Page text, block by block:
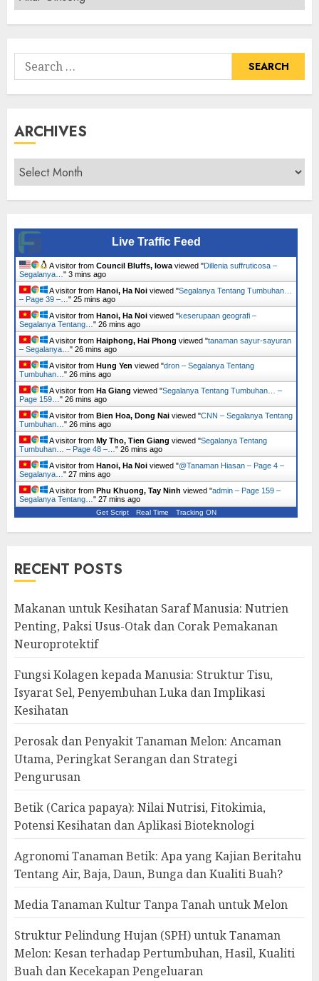
Senarai
Tumbuhan
Search
for:
ARCHIVES
Archives
Live Traffic Feed
A visitor from Council Bluffs, Iowa viewed "Dillenia suffruticosa –
Segalanya… " 3 mins ago
A visitor from Hanoi, Ha Noi viewed "Segalanya Tentang Tumbuhan…
– Page 39 –… " 25 mins ago
A visitor from Hanoi, Ha Noi viewed "keserupaan geografi –
Segalanya Tentang… " 26 mins ago
A visitor from Haiphong, Hai Phong viewed "tanaman sayur-sayuran
– Segalanya… " 26 mins ago
A visitor from Hung Yen viewed "dron – Segalanya Tentang
Tumbuhan… " 26 mins ago
A visitor from Ha Giang viewed "Segalanya Tentang Tumbuhan… –
Page 159… " 26 mins ago
A visitor from Bien Hoa, Dong Nai viewed "CNN – Segalanya Tentang
Tumbuhan… " 26 mins ago
A visitor from My Tho, Tien Giang viewed "Segalanya Tentang
Tumbuhan… – Page 48 –… " 26 mins ago
A visitor from Hanoi, Ha Noi viewed "@Tanaman Hiasan – Page 4 –
Segalanya… " 27 mins ago
A visitor from Phu Khuong, Tay Ninh viewed "admin – Page 159 –
Segalanya Tentang… " 27 mins ago
Get Script Real Time Tracking ON
RECENT POSTS
Makanan untuk Kesihatan Saraf Manusia: Nutrien
Penting, Paksi Usus-Otak dan Corak Pemakanan
Neuroprotektif
Fungsi Kolagen kepada Manusia: Struktur Tisu,
Isyarat Sel, Penyembuhan Luka dan Implikasi
Kesihatan
Perosak dan Penyakit Tanaman Melon: Ancaman
Utama, Peringkat Serangan dan Strategi
Pengurusan
Betik (Carica papaya): Nilai Nutrisi, Fitokimia,
Potensi Kesihatan dan Aplikasi Bioteknologi
Agronomi Tanaman Betik: Apa yang Kajian Beritahu
Tentang Air, Baja, Daun, Bunga dan Kualiti Buah?
Media Tanaman Kultur Tanpa Tanah untuk Melon
Struktur Pelindung Hujan (SPH) untuk Tanaman
Melon: Kesan terhadap Pertumbuhan, Hasil, Kualiti
Buah dan Kecekapan Pengeluaran